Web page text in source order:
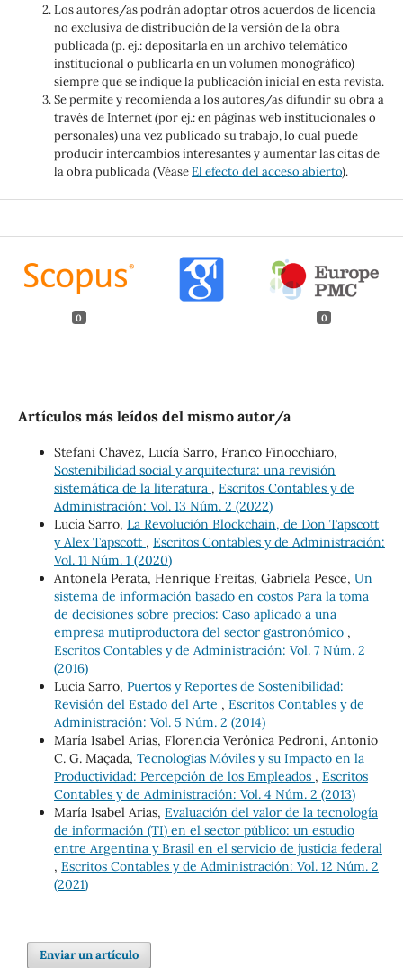
Los autores/as podrán adoptar otros acuerdos de licencia
no exclusiva de distribución de la versión de la obra
publicada (p. ej.: depositarla en un archivo telemático
institucional o publicarla en un volumen monográfico)
siempre que se indique la publicación inicial en esta revista.
Se permite y recomienda a los autores/as difundir su obra a
través de Internet (por ej.: en páginas web institucionales o
personales) una vez publicado su trabajo, lo cual puede
producir intercambios interesantes y aumentar las citas de
la obra publicada (VéaseEl efecto del acceso abierto).
0 0
Artículos más leídos del mismo autor/a
Stefani Chavez, Lucía Sarro, Franco Finocchiaro,
Sostenibilidad social y arquitectura: una revisión
sistemática de la literatura , Escritos Contables y de
Administración: Vol. 13 Núm. 2 (2022)
Lucía Sarro, La Revolución Blockchain, de Don Tapscott
y Alex Tapscott , Escritos Contables y de Administración:
Vol. 11 Núm. 1 (2020)
Antonela Perata, Henrique Freitas, Gabriela Pesce, Un
sistema de información basado en costos Para la toma
de decisiones sobre precios: Caso aplicado a una
empresa mutiproductora del sector gastronómico ,
Escritos Contables y de Administración: Vol. 7 Núm. 2
(2016)
Lucia Sarro, Puertos y Reportes de Sostenibilidad:
Revisión del Estado del Arte , Escritos Contables y de
Administración: Vol. 5 Núm. 2 (2014)
María Isabel Arias, Florencia Verónica Pedroni, Antonio
C. G. Maçada, Tecnologías Móviles y su Impacto en la
Productividad: Percepción de los Empleados , Escritos
Contables y de Administración: Vol. 4 Núm. 2 (2013)
María Isabel Arias, Evaluación del valor de la tecnología
de información (TI) en el sector público: un estudio
entre Argentina y Brasil en el servicio de justicia federal
, Escritos Contables y de Administración: Vol. 12 Núm. 2
(2021)
Enviar un artículo